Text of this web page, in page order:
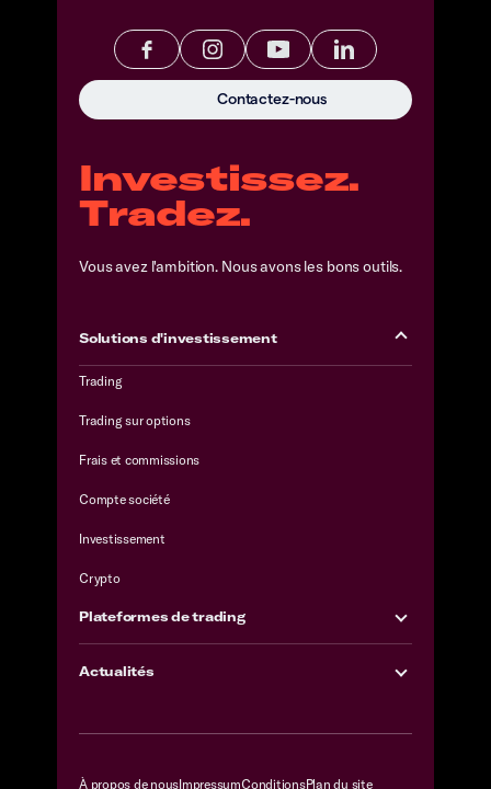
Investissez.
Tradez.
Vous avez l'ambition. Nous avons les bons outils.
Solutions d'investissement
Trading
Trading sur options
Frais et commissions
Compte société
Investissement
Crypto
Plateformes de trading
Actualités
À propos de nousImpressumConditionsPlan du site